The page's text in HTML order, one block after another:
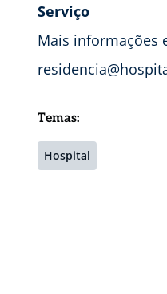
Serviço
Mais informações
Temas:
Hospital